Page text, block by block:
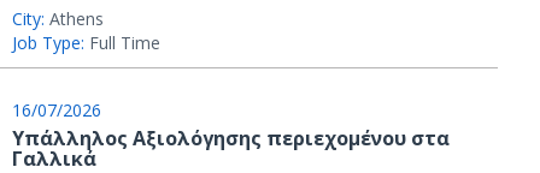
City: Athens
Job Type: Full Time
16/07/2026
Υπάλληλος Αξιολόγησης περιεχομένου στα
Γαλλικά